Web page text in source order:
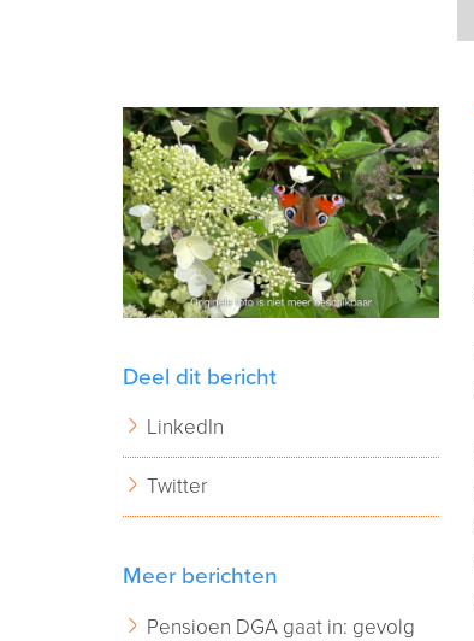
Deel dit bericht
LinkedIn
Twitter
Meer berichten
Pensioen DGA gaat in: gevolg